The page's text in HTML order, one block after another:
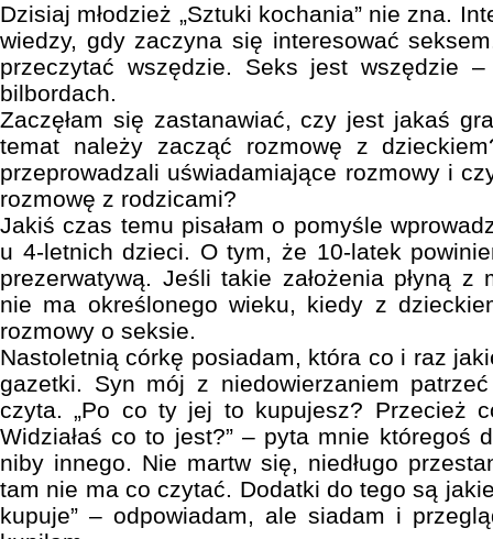
Dzisiaj młodzież „Sztuki kochania” nie zna.
wiedzy, gdy zaczyna się interesować
przeczytać wszędzie. Seks jest wszędzie
bilbordach.
Zaczęłam się zastanawiać, czy jest jakaś
temat należy zacząć rozmowę z
przeprowadzali uświadamiające rozmowy i
rozmowę z rodzicami?
Jakiś czas temu pisałam o pomyśle
u 4-letnich dzieci. O tym, że 10-latek
prezerwatywą. Jeśli takie założenia płyną z
nie ma określonego wieku, kiedy z
rozmowy o seksie.
Nastoletnią córkę posiadam, która co i raz
gazetki. Syn mój z niedowierzaniem
czyta. „Po co ty jej to kupujesz? Przecież
Widziałaś co to jest?” – pyta mnie któregoś
niby innego. Nie martw się, niedługo
tam nie ma co czytać. Dodatki do tego są
kupuje” – odpowiadam, ale siadam i